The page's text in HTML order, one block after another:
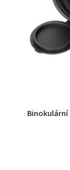
Binokulární